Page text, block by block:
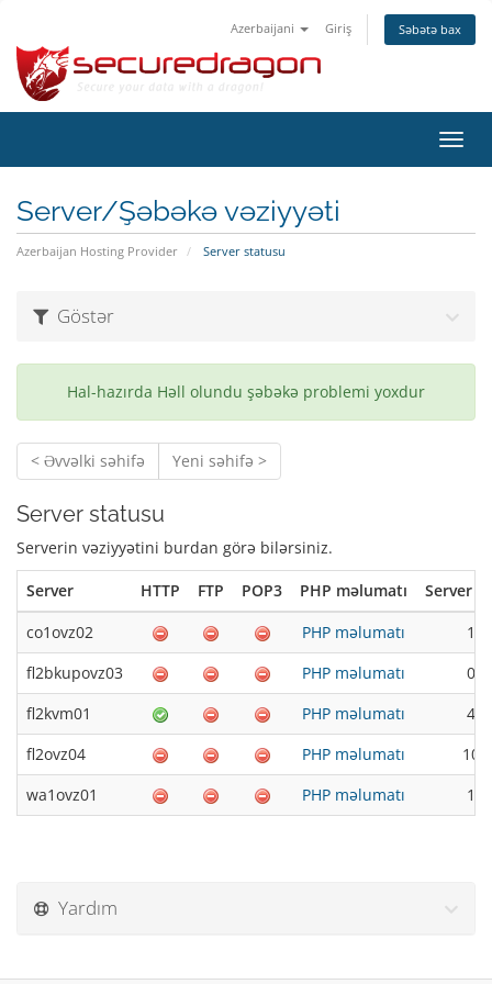
Azerbaijani Giriş Səbətə bax
keçid
Server/Şəbəkə vəziyyəti
Azerbaijan Hosting Provider Server statusu
Göstər
Hal-hazırda Həll olundu şəbəkə problemi yoxdur
< Əvvəlki səhifə Yeni səhifə >
Server statusu
Serverin vəziyyətini burdan görə bilərsiniz.
Server HTTP FTP POP3 PHP məlumatı
Server
co1ovz02
PHP məlumatı
fl2bkupovz03
PHP məlumatı
fl2kvm01
PHP məlumatı
fl2ovz04
PHP məlumatı
wa1ovz01
PHP məlumatı
Yardım